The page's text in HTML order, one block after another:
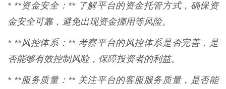
* **资金安全：** 了解平台的资金托管方式，确保资
金安全可靠，避免出现资金挪用等风险。
* **风控体系：** 考察平台的风控体系是否完善，是
否能够有效控制风险，保障投资者的利益。
* **服务质量：** 关注平台的客服服务质量，是否能